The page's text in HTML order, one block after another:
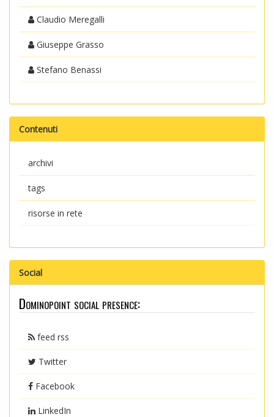
Claudio Meregalli
Giuseppe Grasso
Stefano Benassi
Contenuti
archivi
tags
risorse in rete
Social
Dominopoint social presence:
feed rss
Twitter
Facebook
LinkedIn